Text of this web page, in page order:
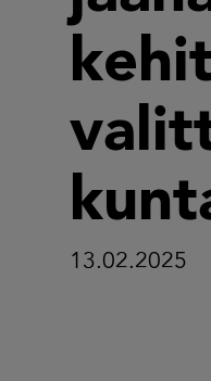
13.02.2025